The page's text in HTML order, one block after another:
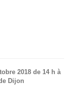
2018 de 14 h à
Dijon